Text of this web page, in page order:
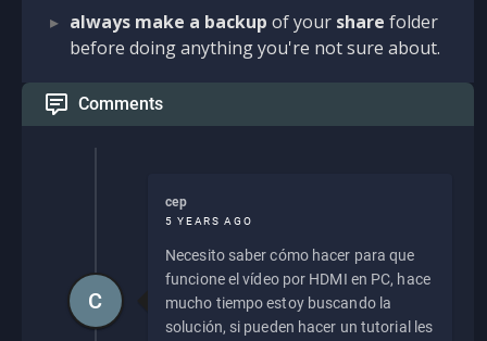
always make a backup of your share folder
before doing anything you're not sure about.
Comments
cep
5 YEARS AGO
Necesito saber cómo hacer para que
funcione el vídeo por HDMI en PC, hace
mucho tiempo estoy buscando la
solución, si pueden hacer un tutorial les
C